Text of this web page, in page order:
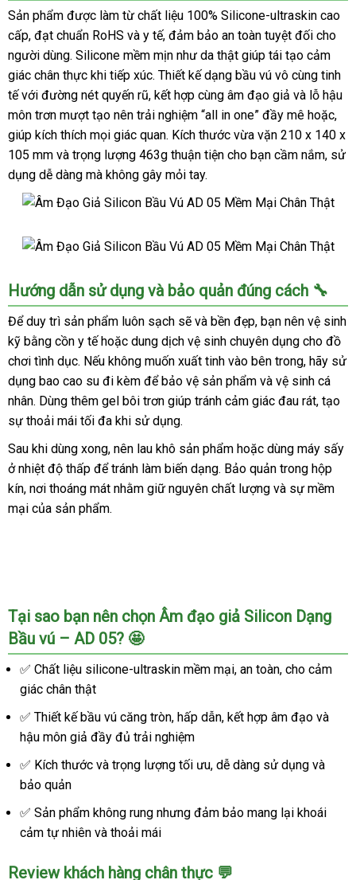
Giả
Silicon
Bầu
Vú
AD
05
Mềm
Mại
Chân
Sản phẩm được làm từ chất liệu 100% Silicone-ultraskin cao
cấp, đạt chuẩn RoHS và y tế, đảm bảo an toàn tuyệt đối cho
người dùng. Silicone mềm mịn như da thật giúp tái tạo cảm
giác chân thực khi tiếp xúc. Thiết kế dạng bầu vú vô cùng tinh
tế với đường nét quyến rũ, kết hợp cùng âm đạo giả và lỗ hậu
môn trơn mượt tạo nên trải nghiệm “all in one” đầy mê hoặc,
giúp kích thích mọi giác quan. Kích thước vừa vặn 210 x 140 x
105 mm và trọng lượng 463g thuận tiện cho bạn cầm nắm, sử
dụng dễ dàng mà không gây mỏi tay.
Âm
Đạo
Silicon
Bầu
Vú
AD
05
Mềm
Mại
Thật
Âm
Đạo
Giả
Silicon
Bầu
Vú
AD
05
Mềm
Chân
Thật
Hướng dẫn sử dụng và bảo quản đúng cách 🔧
Để duy trì sản phẩm luôn sạch sẽ và bền đẹp, bạn nên vệ sinh
kỹ bằng cồn y tế hoặc dung dịch vệ sinh chuyên dụng cho đồ
chơi tình dục. Nếu không muốn xuất tinh vào bên trong, hãy sử
dụng bao cao su đi kèm để bảo vệ sản phẩm và vệ sinh cá
nhân. Dùng thêm gel bôi trơn giúp tránh cảm giác đau rát, tạo
sự thoải mái tối đa khi sử dụng.
Sau khi dùng xong, nên lau khô sản phẩm hoặc dùng máy sấy
ở nhiệt độ thấp để tránh làm biến dạng. Bảo quản trong hộp
kín, nơi thoáng mát nhằm giữ nguyên chất lượng và sự mềm
mại của sản phẩm.
Tại sao bạn nên chọn Âm đạo giả Silicon Dạng
Bầu vú – AD 05? 🤩
✅ Chất liệu silicone-ultraskin mềm mại, an toàn, cho cảm
giác chân thật
✅ Thiết kế bầu vú căng tròn, hấp dẫn, kết hợp âm đạo và
hậu môn giả đầy đủ trải nghiệm
✅ Kích thước và trọng lượng tối ưu, dễ dàng sử dụng và
bảo quản
✅ Sản phẩm không rung nhưng đảm bảo mang lại khoái
cảm tự nhiên và thoải mái
Review khách hàng chân thực 💬